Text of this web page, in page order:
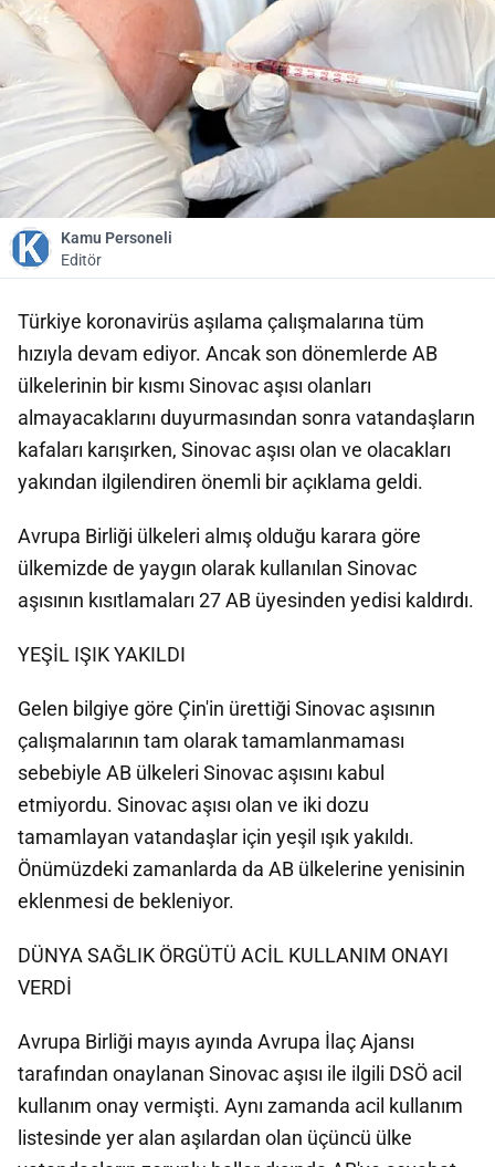
Kamu Personeli
Editör
Türkiye koronavirüs aşılama çalışmalarına tüm
hızıyla devam ediyor. Ancak son dönemlerde AB
ülkelerinin bir kısmı Sinovac aşısı olanları
almayacaklarını duyurmasından sonra vatandaşların
kafaları karışırken, Sinovac aşısı olan ve olacakları
yakından ilgilendiren önemli bir açıklama geldi.
Avrupa Birliği ülkeleri almış olduğu karara göre
ülkemizde de yaygın olarak kullanılan Sinovac
aşısının kısıtlamaları 27 AB üyesinden yedisi kaldırdı.
YEŞİL IŞIK YAKILDI
Gelen bilgiye göre Çin'in ürettiği Sinovac aşısının
çalışmalarının tam olarak tamamlanmaması
sebebiyle AB ülkeleri Sinovac aşısını kabul
etmiyordu. Sinovac aşısı olan ve iki dozu
tamamlayan vatandaşlar için yeşil ışık yakıldı.
Önümüzdeki zamanlarda da AB ülkelerine yenisinin
eklenmesi de bekleniyor.
DÜNYA SAĞLIK ÖRGÜTÜ ACİL KULLANIM ONAYI
VERDİ
Avrupa Birliği mayıs ayında Avrupa İlaç Ajansı
tarafından onaylanan Sinovac aşısı ile ilgili DSÖ acil
kullanım onay vermişti. Aynı zamanda acil kullanım
listesinde yer alan aşılardan olan üçüncü ülke